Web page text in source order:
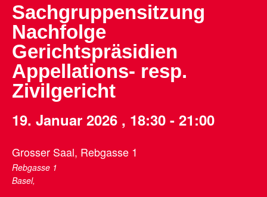
Sachgruppensitzung
Nachfolge
Gerichtspräsidien
Appellations- resp.
Zivilgericht
19. Januar 2026 , 18:30 - 21:00
Grosser Saal, Rebgasse 1
Rebgasse 1
Basel,